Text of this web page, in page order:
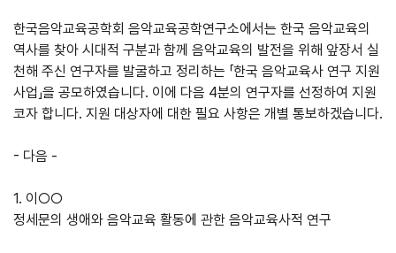
한국음악교육공학회 음악교육공학연구소에서는 한국 음악교육의
역사를 찾아 시대적 구분과 함께 음악교육의 발전을 위해 앞장서 실
천해 주신 연구자를 발굴하고 정리하는 「한국 음악교육사 연구 지원
사업」을 공모하였습니다. 이에 다음 4분의 연구자를 선정하여 지원
코자 합니다. 지원 대상자에 대한 필요 사항은 개별 통보하겠습니다.
- 다음 -
1. 이○○
정세문의 생애와 음악교육 활동에 관한 음악교육사적 연구